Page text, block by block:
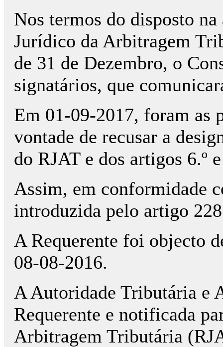
Nos termos do disposto
Jurídico da Arbitragem
de 31 de Dezembro, o
signatários, que
Em 01-09-2017, foram as
vontade de recusar a
do RJAT e dos artigos 6.º
Assim, em conformidade
introduzida pelo artigo
A Requerente foi objecto
08-08-2016.
A Autoridade Tributária e
Requerente e notificada
Arbitragem Tributária